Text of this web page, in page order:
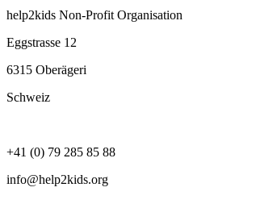
help2kids Non-Profit Organisation
Eggstrasse 12
6315 Oberägeri
Schweiz
+41 (0) 79 285 85 88
info@help2kids.org